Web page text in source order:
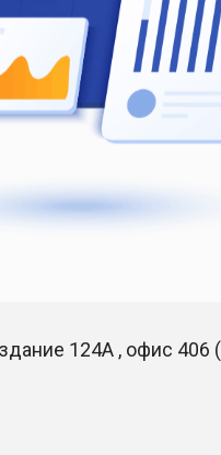
124А , офис 406